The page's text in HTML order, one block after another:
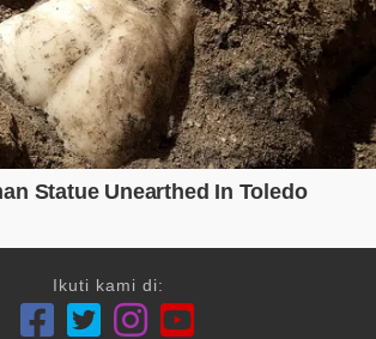
Ikuti kami di: